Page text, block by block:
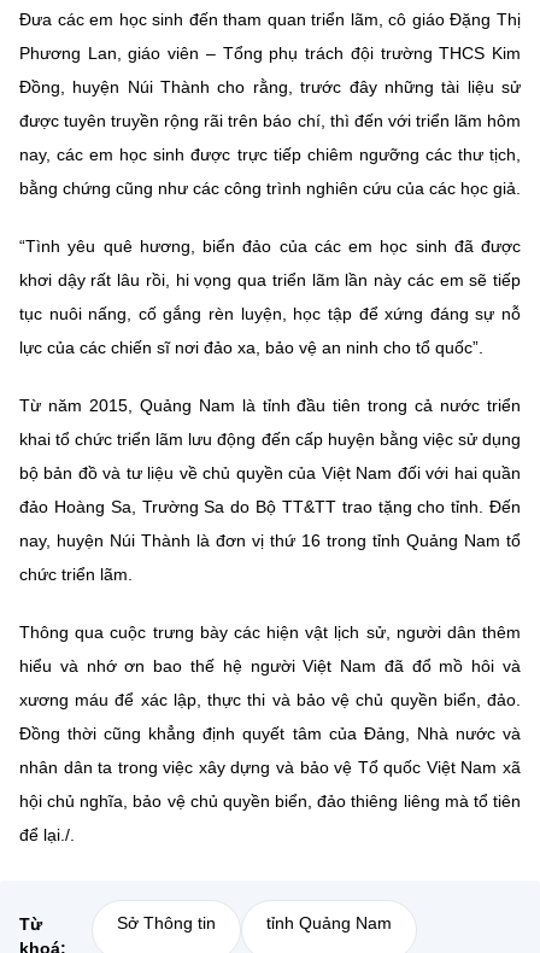
Đưa các em học sinh đến tham quan triển lãm, cô giáo Đặng Thị
Phương Lan, giáo viên – Tổng phụ trách đội trường THCS Kim
Đồng, huyện Núi Thành cho rằng, trước đây những tài liệu sử
được tuyên truyền rộng rãi trên báo chí, thì đến với triển lãm hôm
nay, các em học sinh được trực tiếp chiêm ngưỡng các thư tịch,
bằng chứng cũng như các công trình nghiên cứu của các học giả.
“Tình yêu quê hương, biển đảo của các em học sinh đã được
khơi dậy rất lâu rồi, hi vọng qua triển lãm lần này các em sẽ tiếp
tục nuôi nấng, cố gắng rèn luyện, học tập để xứng đáng sự nỗ
lực của các chiến sĩ nơi đảo xa, bảo vệ an ninh cho tổ quốc”.
Từ năm 2015, Quảng Nam là tỉnh đầu tiên trong cả nước triển
khai tổ chức triển lãm lưu động đến cấp huyện bằng việc sử dụng
bộ bản đồ và tư liệu về chủ quyền của Việt Nam đối với hai quần
đảo Hoàng Sa, Trường Sa do Bộ TT&TT trao tặng cho tỉnh. Đến
nay, huyện Núi Thành là đơn vị thứ 16 trong tỉnh Quảng Nam tổ
chức triển lãm.
Thông qua cuộc trưng bày các hiện vật lịch sử, người dân thêm
hiểu và nhớ ơn bao thế hệ người Việt Nam đã đổ mồ hôi và
xương máu để xác lập, thực thi và bảo vệ chủ quyền biển, đảo.
Đồng thời cũng khẳng định quyết tâm của Đảng, Nhà nước và
nhân dân ta trong việc xây dựng và bảo vệ Tổ quốc Việt Nam xã
hội chủ nghĩa, bảo vệ chủ quyền biển, đảo thiêng liêng mà tổ tiên
để lại./.
Từ
khoá:
Sở Thông tin tỉnh Quảng Nam